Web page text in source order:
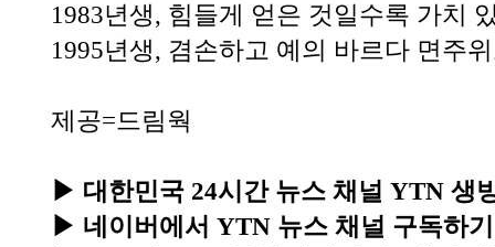
1983년생, 힘들게 얻은 것일수록 가치
1995년생, 겸손하고 예의 바르다 면주
제공=드림웍
▶ 대한민국 24시간 뉴스 채널 YTN 생
▶ 네이버에서 YTN 뉴스 채널 구독하기